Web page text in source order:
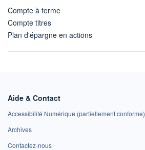
Compte à terme
Compte titres
Plan d'épargne en actions
Aide & Contact
Accessibilité Numérique (partiellement conforme)
Archives
Contactez-nous